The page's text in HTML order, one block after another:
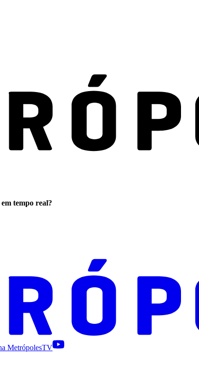
tempo real?
MetrópolesTV